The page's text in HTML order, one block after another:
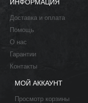
ИНФОРМАЦИЯ
Доставка и оплата
Помощь
О нас
Гарантии
Контакты
МОЙ АККАУНТ
Просмотр корзины